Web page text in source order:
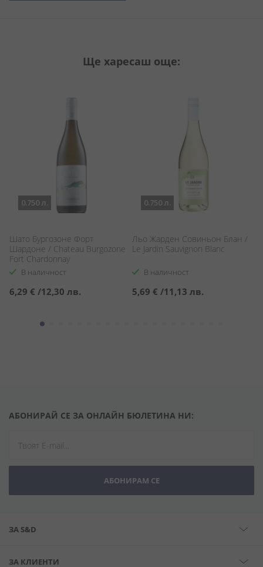
Ще харесаш още:
0.750 л.
Шато Бургозоне Форт
Шардоне / Chateau Burgozone
Fort Chardonnay
В наличност
6,29 € /12,30 лв.
0.750 л.
Льо Жарден Совиньон Блан /
Le Jardin Sauvignon Blanc
В наличност
5,69 € /11,13 лв.
АБОНИРАЙ СЕ ЗА ОНЛАЙН БЮЛЕТИНА НИ:
АБОНИРАМ СЕ
ЗА S&D
ЗА КЛИЕНТИ